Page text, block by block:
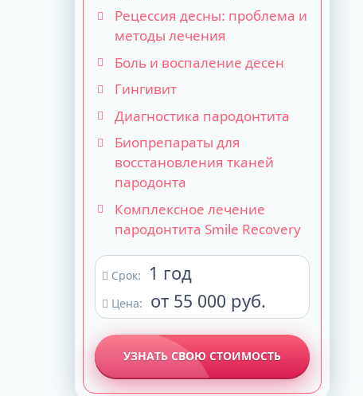
Рецессия десны: проблема и
методы лечения
Боль и воспаление десен
Гингивит
Диагностика пародонтита
Биопрепараты для
восстановления тканей
пародонта
Комплексное лечение
пародонтита Smile Recovery
Срок: 1 год
Цена: от 55 000 руб.
УЗНАТЬ СВОЮ СТОИМОСТЬ